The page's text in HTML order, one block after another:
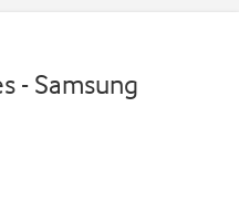
- Samsung